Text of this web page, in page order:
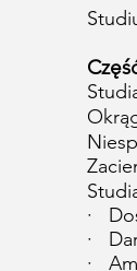
·
·
·